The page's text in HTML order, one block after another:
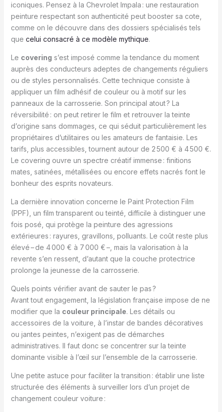
iconiques. Pensez à la Chevrolet Impala : une restauration
peinture respectant son authenticité peut booster sa cote,
comme on le découvre dans des dossiers spécialisés tels
que celui consacré à ce modèle mythique.
Le covering s’est imposé comme la tendance du moment
auprès des conducteurs adeptes de changements réguliers
ou de styles personnalisés. Cette technique consiste à
appliquer un film adhésif de couleur ou à motif sur les
panneaux de la carrosserie. Son principal atout ? La
réversibilité : on peut retirer le film et retrouver la teinte
d’origine sans dommages, ce qui séduit particulièrement les
propriétaires d’utilitaires ou les amateurs de fantaisie. Les
tarifs, plus accessibles, tournent autour de 2 500 € à 4 500 €.
Le covering ouvre un spectre créatif immense : finitions
mates, satinées, métallisées ou encore effets nacrés font le
bonheur des esprits novateurs.
La dernière innovation concerne le Paint Protection Film
(PPF), un film transparent ou teinté, difficile à distinguer une
fois posé, qui protège la peinture des agressions
extérieures : rayures, gravillons, polluants. Le coût reste plus
élevé – de 4 000 € à 7 000 € –, mais la valorisation à la
revente s’en ressent, d’autant que la couche protectrice
prolonge la jeunesse de la carrosserie.
Quels points vérifier avant de sauter le pas ?
Avant tout engagement, la législation française impose de ne
modifier que la couleur principale. Les détails ou
accessoires de la voiture, à l’instar de bandes décoratives
ou jantes peintes, n’exigent pas de démarches
administratives. Il faut donc se concentrer sur la teinte
dominante visible à l’œil sur l’ensemble de la carrosserie.
Une petite astuce pour faciliter la transition : établir une liste
structurée des éléments à surveiller lors d’un projet de
changement couleur voiture :